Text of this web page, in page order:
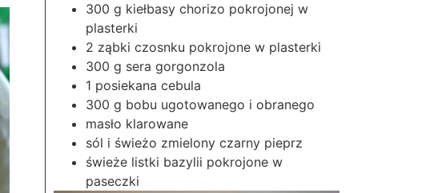
300 g kiełbasy chorizo pokrojonej w
plasterki
2 ząbki czosnku pokrojone w plasterki
300 g sera gorgonzola
1 posiekana cebula
300 g bobu ugotowanego i obranego
masło klarowane
sól i świeżo zmielony czarny pieprz
świeże listki bazylii pokrojone w
paseczki